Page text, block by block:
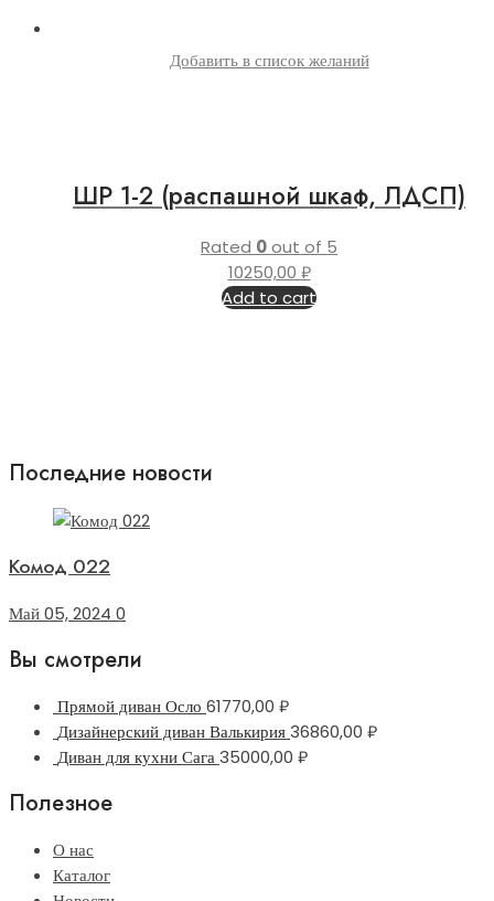
Добавить в список желаний
ШР 1-2 (распашной шкаф, ЛДСП)
Rated 0out of 5
10250,00 ₽
Add to cart
Последние новости
Комод 022
Май 05, 2024 0
Вы смотрели
Прямой диван Осло 61770,00 ₽
Дизайнерский диван Валькирия36860,00 ₽
Диван для кухни Сага35000,00 ₽
Полезное
О нас
Каталог